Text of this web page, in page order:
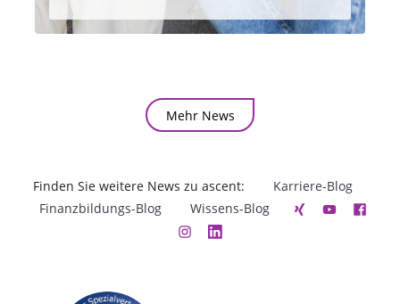
Mehr News
Finden Sie weitere News zu ascent:
Karriere-Blog
Finanzbildungs-Blog
Wissens-Blog